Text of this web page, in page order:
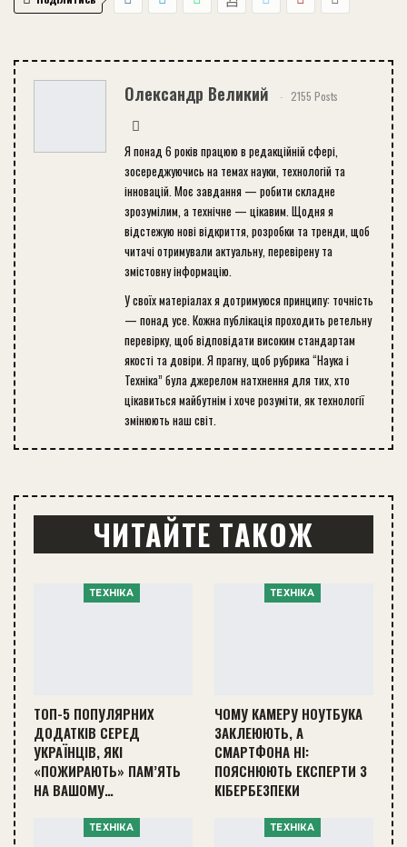
Олександр Великий 2155 Posts
Я понад 6 років працюю в редакційній сфері,
зосереджуючись на темах науки, технологій та
інновацій. Моє завдання — робити складне
зрозумілим, а технічне — цікавим. Щодня я
відстежую нові відкриття, розробки та тренди, щоб
читачі отримували актуальну, перевірену та
змістовну інформацію.
У своїх матеріалах я дотримуюся принципу: точність
— понад усе. Кожна публікація проходить ретельну
перевірку, щоб відповідати високим стандартам
якості та довіри. Я прагну, щоб рубрика “Наука і
Техніка” була джерелом натхнення для тих, хто
цікавиться майбутнім і хоче розуміти, як технології
змінюють наш світ.
ЧИТАЙТЕ ТАКОЖ
ТЕХНІКА
ТОП-5 ПОПУЛЯРНИХ
ДОДАТКІВ СЕРЕД
УКРАЇНЦІВ, ЯКІ
«ПОЖИРАЮТЬ» ПАМ’ЯТЬ
НА ВАШОМУ…
ТЕХНІКА
ЧОМУ КАМЕРУ НОУТБУКА
ЗАКЛЕЮЮТЬ, А
СМАРТФОНА НІ:
ПОЯСНЮЮТЬ ЕКСПЕРТИ З
КІБЕРБЕЗПЕКИ
ТЕХНІКА ТЕХНІКА